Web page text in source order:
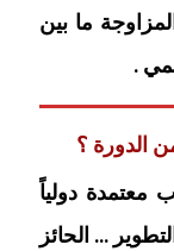
ما بين
.
الدورة ؟
دولياً
… الحائز